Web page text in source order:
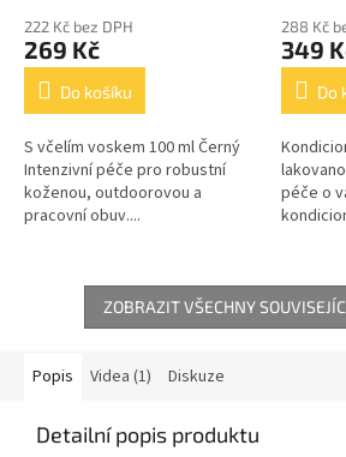
222 Kč bez DPH
269 Kč
Do košíku
S včelím voskem 100 ml Černý
Intenzivní péče pro robustní
koženou, outdoorovou a
pracovní obuv....
288 Kč
349
Do
péče o
ZOBRAZIT VŠECHNY
Popis Videa (1) Diskuze
Detailní popis produktu